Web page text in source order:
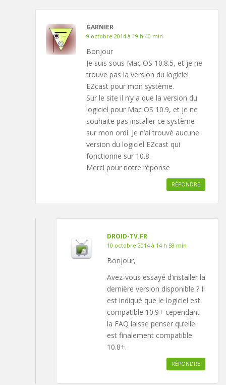
GARNIER
9 octobre 2014 à 19 h 40 min
Bonjour
Je suis sous Mac OS 10.8.5, et je ne
trouve pas la version du logiciel
EZcast pour mon système.
Sur le site il n’y a que la version du
logiciel pour Mac OS 10.9, et je ne
souhaite pas installer ce système
sur mon ordi. Je n’ai trouvé aucune
version du logiciel EZcast qui
fonctionne sur 10.8.
Merci pour notre réponse
RÉPONDRE
DROID-TV.FR
10 octobre 2014 à 14 h 58 min
Bonjour,
Avez-vous essayé d’installer la
dernière version disponible ? Il
est indiqué que le logiciel est
compatible 10.9+ cependant
la FAQ laisse penser qu’elle
est finalement compatible
10.8+.
RÉPONDRE